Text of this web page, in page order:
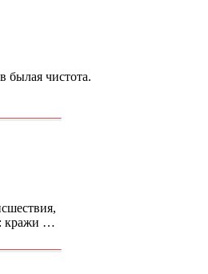
былая чистота.
кражи …